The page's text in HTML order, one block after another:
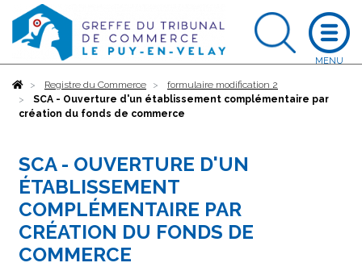
AccueilRegistre du Commerce
formulaire modification 2
SCA - Ouverture d'un établissement complémentaire par
création du fonds de commerce
SCA - OUVERTURE D'UN
ÉTABLISSEMENT
COMPLÉMENTAIRE PAR
CRÉATION DU FONDS DE
COMMERCE